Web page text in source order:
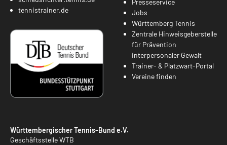
tennistrainer.de
Jobs
Württemberg Tennis
Zentrale Hinweisgeberstelle
für Prävention
interpersonaler Gewalt
Trainer- & Platzwart-Portal
Vereine finden
Württembergischer Tennis-Bund e.V.
Geschäftsstelle WTB